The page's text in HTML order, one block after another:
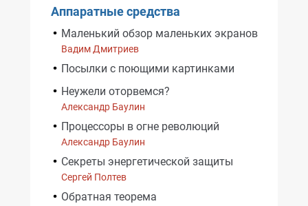
Аппаратные средства
Маленький обзор маленьких экранов
Вадим Дмитриев
Посылки с поющими картинками
Неужели оторвемся?
Александр Баулин
Процессоры в огне революций
Александр Баулин
Секреты энергетической защиты
Сергей Полтев
Обратная теорема